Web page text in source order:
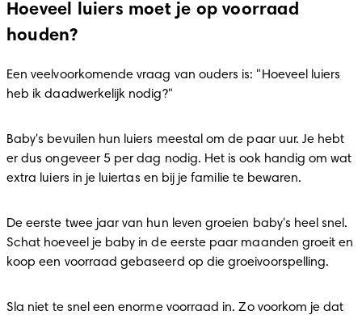
Hoeveel luiers moet je op voorraad
houden?
Een veelvoorkomende vraag van ouders is: "Hoeveel luiers
heb ik daadwerkelijk nodig?"
Baby's bevuilen hun luiers meestal om de paar uur. Je hebt
er dus ongeveer 5 per dag nodig. Het is ook handig om wat
extra luiers in je luiertas en bij je familie te bewaren.
De eerste twee jaar van hun leven groeien baby's heel snel.
Schat hoeveel je baby in de eerste paar maanden groeit en
koop een voorraad gebaseerd op die groeivoorspelling.
Sla niet te snel een enorme voorraad in. Zo voorkom je dat